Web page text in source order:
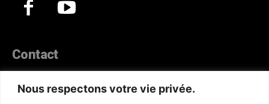
Nous respectons votre vie privée.
Contact
Téléphone :(+221) 70 330 86 87‬